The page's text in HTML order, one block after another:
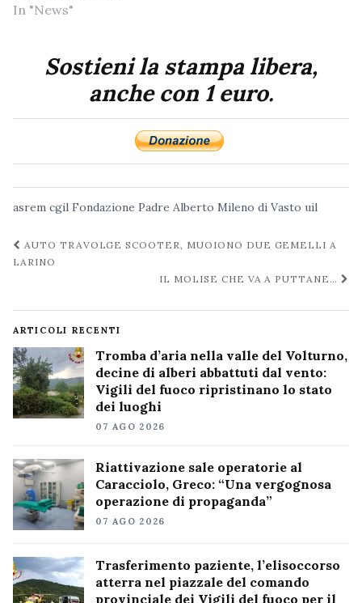
In "News"
Sostieni la stampa libera,
anche con 1 euro.
asrem cgil Fondazione Padre Alberto Mileno di Vasto uil
Navigazione
post
AUTO TRAVOLGE SCOOTER, MUOIONO DUE GEMELLI A
LARINO
IL MOLISE CHE VA A PUTTANE…
ARTICOLI RECENTI
Tromba d’aria nella valle del Volturno,
decine di alberi abbattuti dal vento:
Vigili del fuoco ripristinano lo stato
dei luoghi
07 AGO 2026
Riattivazione sale operatorie al
Caracciolo, Greco: “Una vergognosa
operazione di propaganda”
07 AGO 2026
Trasferimento paziente, l’elisoccorso
atterra nel piazzale del comando
provinciale dei Vigili del fuoco per il